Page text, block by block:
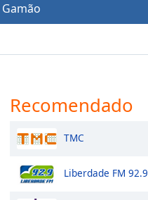
Gamão
Recomendado
TMC
Liberdade FM 92.9